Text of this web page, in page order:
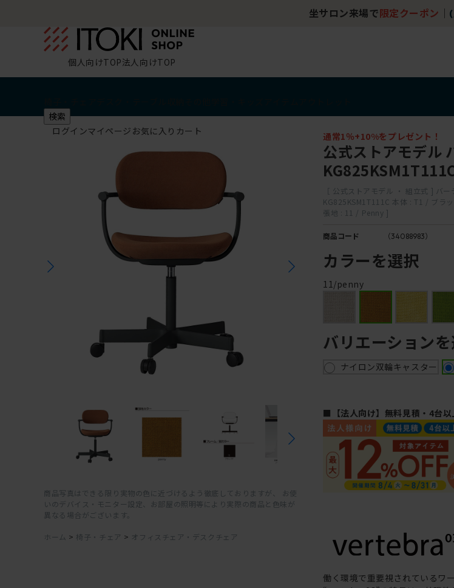
坐サロン来場で 限定クーポン
個人向けTOP法人向けTOP
検索
ログインマイページ お気に入り カート
商品写真はできる限り実物の色に近づけるよう徹底しておりますが、 お使
いのデバイス・モニター設定、お部屋の照明等により実際の商品と色味が
異なる場合がございます。
ホーム > 椅子・チェア > オフィスチェア・デスクチェア
通常1％+10%をプレゼント！
公式ストアモデル
［ 公式ストアモデル ・ 組立式 ] バ
KG825KSM1T111C 本体 : T1 / ブラ
張地 : 11 / Penny ]
商品コード （34088983）
カラーを選択
11/penny
バリエーション
ナイロン双輪キャスター
■【法人向け】無料見積・4台
働く環境で重要視されているワ